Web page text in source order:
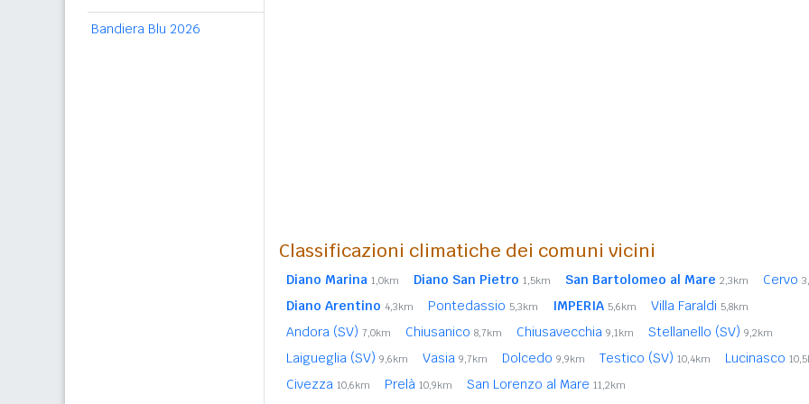
Bandiera Blu 2026
Classificazioni climatiche dei comuni vicini
Diano Marina 1,0km Diano San Pietro 1,5km San Bartolomeo al Mare 2,3km Cervo
Diano Arentino 4,3km Pontedassio 5,3km IMPERIA 5,6km Villa Faraldi 5,8km
Andora (SV) 7,0km Chiusanico 8,7km Chiusavecchia 9,1km Stellanello (SV) 9,2km
Laigueglia (SV) 9,6km Vasia 9,7km Dolcedo 9,9km Testico (SV) 10,4km Lucinasco
Civezza 10,6km Prelà 10,9km San Lorenzo al Mare 11,2km